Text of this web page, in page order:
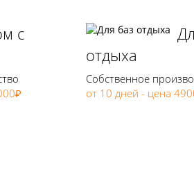
с
отдыха
Собственное
от 10 дней - цена